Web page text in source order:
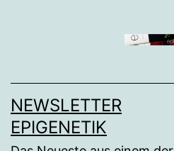
NEWSLETTER
EPIGENETIK